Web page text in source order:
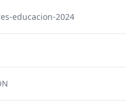
educacion-2024